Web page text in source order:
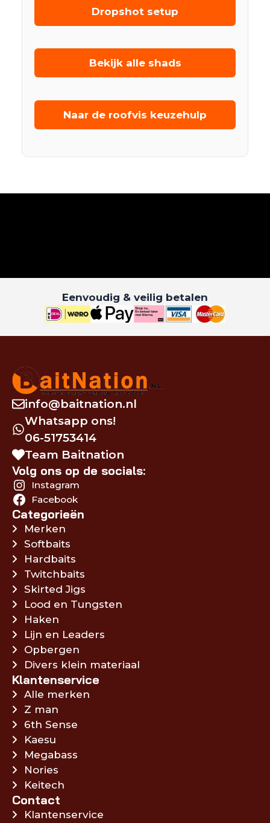
Dropshot setup
Bekijk alle shads
Naar de roofvis keuzehulp
Eenvoudig & veilig betalen
info@baitnation.nl
Whatsapp ons!
06-51753414
Team Baitnation
Volg ons op de socials:
Instagram
Facebook
Categorieën
Merken
Softbaits
Hardbaits
Twitchbaits
Skirted Jigs
Lood en Tungsten
Haken
Lijn en Leaders
Opbergen
Divers klein materiaal
Klantenservice
Alle merken
Z man
6th Sense
Kaesu
Megabass
Nories
Keitech
Contact
Klantenservice